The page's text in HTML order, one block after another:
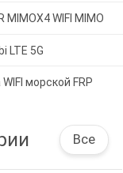
MIMOX4 WIFI MIMO
LTE 5G
морской FRP
Все